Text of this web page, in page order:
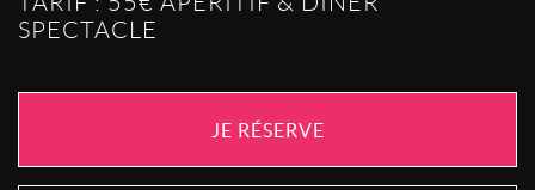
SPECTACLE
JE RÉSERVE